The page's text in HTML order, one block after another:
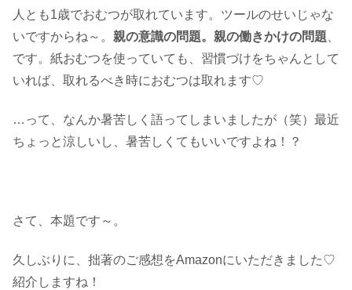
人とも1歳でおむつが取れています。ツールのせいじゃな
いですからね～。 親の意識の問題。親の働きかけの問題
です。紙おむつを使っていても、習慣づけをちゃんとして
いれば、取れるべき時におむつは取れます♡
…って、なんか暑苦しく語ってしまいましたが（笑）最近
ちょっと涼しいし、暑苦しくてもいいですよね！？
さて、本題です～。
久しぶりに、拙著のご感想をAmazonにいただきました♡
紹介しますね！